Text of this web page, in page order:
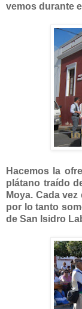
vemos durante
Hacemos la
plátano traído
Moya. Cada
por lo tanto
de San Isidro